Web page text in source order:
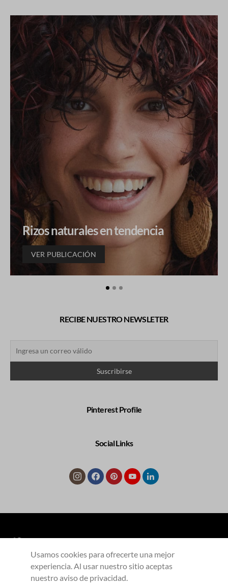
Rizos naturales en tendencia
VER PUBLICACIÓN
RECIBE NUESTRO NEWSLETER
Pinterest Profile
Social Links
COLECCIONES Productos
Contacto
Usamos cookies para ofrecerte una mejor
experiencia. Al usar nuestro sitio aceptas
nuestro aviso de privacidad.